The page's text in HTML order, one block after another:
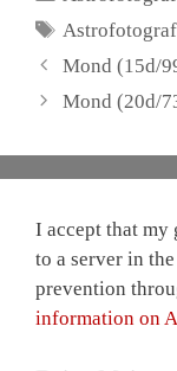
Schlagwörter
Mond (15d/
Mond (20d/
I accept that my
to a server in
prevention
information on